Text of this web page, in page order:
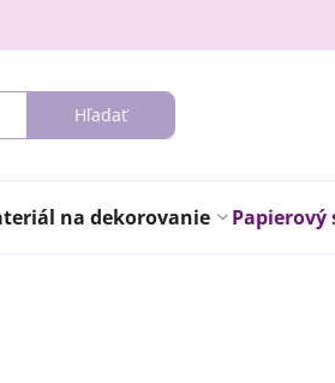
Hľadať
na dekorovanie Papierový